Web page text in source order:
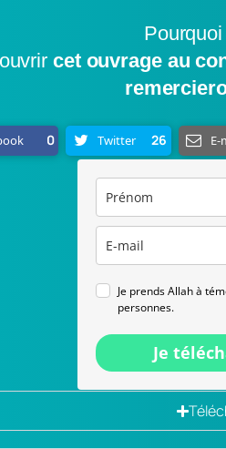
cet ouvrage au
0 Twitter 26 E-
Je prends Allah à
personnes.
Je